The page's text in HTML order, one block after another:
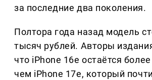
за последние два поколения.
Полтора года назад модель
тысяч рублей. Авторы
что iPhone 16e остаётся
чем iPhone 17e, который